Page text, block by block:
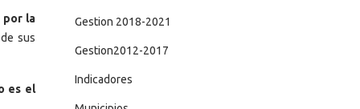
por la
sus
es el
Gestion 2018-2021
Gestion2012-2017
Indicadores